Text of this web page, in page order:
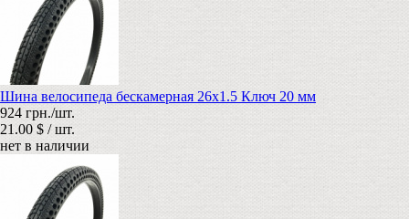
Шина велосипеда бескамерная 26х1.5 Ключ 20 мм
924 грн./шт.
21.00 $ / шт.
нет в наличии